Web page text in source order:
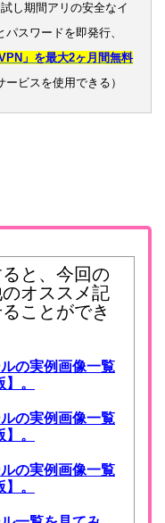
し期間アリの安全なイ
スワードを即発行、
」を最大2ヶ月間無料
ービスを使用できる）
と、今回の
オススメ記
ことができ
の実例画像一覧
。
の実例画像一覧
。
の実例画像一覧
。